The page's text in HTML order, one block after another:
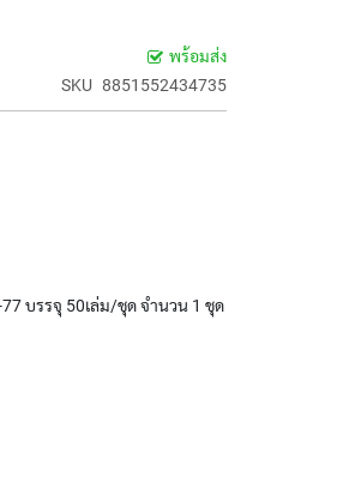
พร้อมส่ง
SKU 8851552434735
บรรจุ 50เล่ม/ชุด จำนวน 1 ชุด